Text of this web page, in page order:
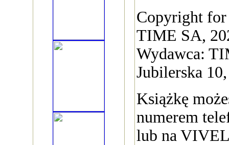
Copyright
TIME SA,
Wydawca:
Jubilerska
Książkę
numerem
lub na